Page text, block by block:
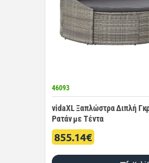
46093
vidaXL Ξαπλώστρα Διπλή
Ρατάν με Τέντα
855.14€